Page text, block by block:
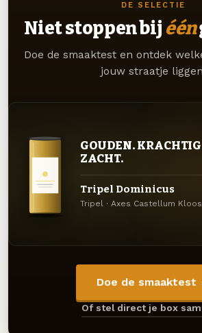
DE SELECTIE
Niet stoppen bij één
Doe de smaaktest en ontdek
jouw straatje
GOUDEN.
ZACHT.
Tripel Dominicus
Tripel · Axes Castellum
Doe de smaaktest
Of stel direct je box